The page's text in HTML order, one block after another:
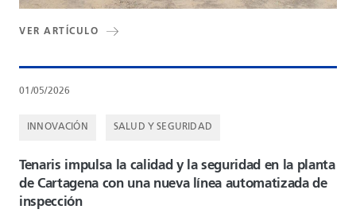
VER ARTÍCULO
01/05/2026
INNOVACIÓN SALUD Y SEGURIDAD
Tenaris impulsa la calidad y la seguridad en la planta
de Cartagena con una nueva línea automatizada de
inspección